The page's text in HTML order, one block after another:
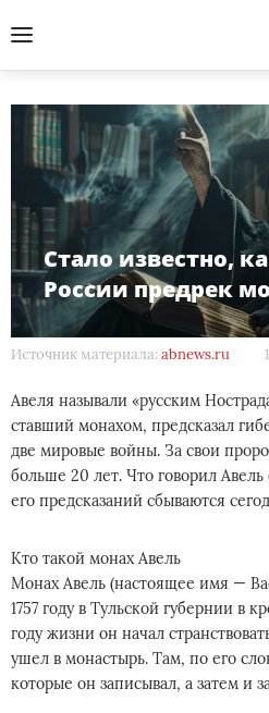
Стало известно,
России предрек
Источник материала: abnews.ru
Авеля называли «русским
ставший монахом, предсказал
две мировые войны. За свои
больше 20 лет. Что говорил
его предсказаний сбываются
Кто такой монах Авель
Монах Авель (настоящее имя —
1757 году в Тульской губернии в
году жизни он начал
ушел в монастырь. Там, по его
которые он записывал, а затем и